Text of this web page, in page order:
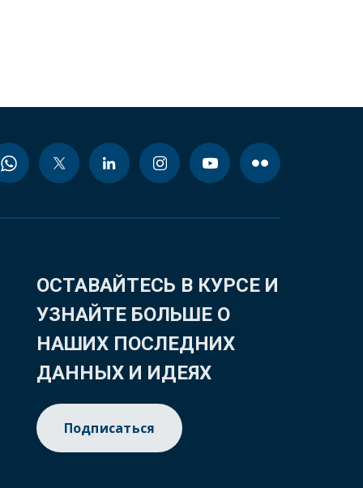
ОСТАВАЙТЕСЬ В КУРСЕ И
УЗНАЙТЕ БОЛЬШЕ О
НАШИХ ПОСЛЕДНИХ
ДАННЫХ И ИДЕЯХ
Подписаться